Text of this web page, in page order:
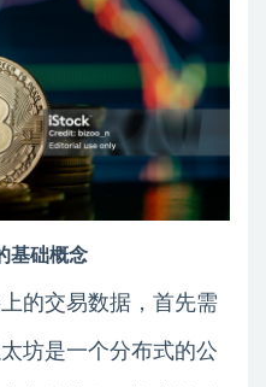
基础概念
的交易数据，首先需
坊是一个分布式的公